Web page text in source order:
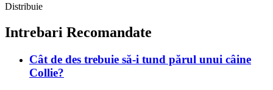
Distribuie
Intrebari Recomandate
Cât de des trebuie să-i tund părul unui câine
Collie?